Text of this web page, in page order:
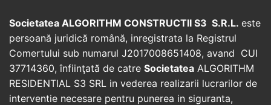
Societatea ALGORITHM CONSTRUCTII S3 S.R.L. este
persoană juridică română, inregistrata la Registrul
Comertului sub numarul J2017008651408, avand CUI
37714360, înfiinţată de catre Societatea ALGORITHM
RESIDENTIAL S3 SRL in vederea realizarii lucrarilor de
interventie necesare pentru punerea in siguranta,